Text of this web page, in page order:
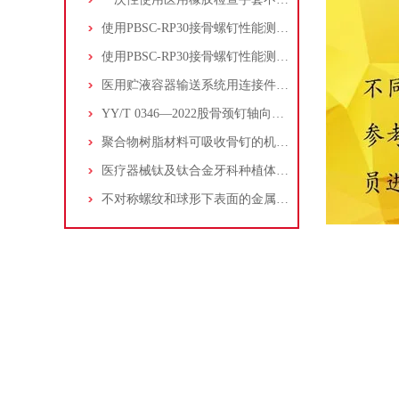
使用PBSC-RP30接骨螺钉性能测试仪检测医疗器械颌骨钉的扭转性能
使用PBSC-RP30接骨螺钉性能测试仪检测脊柱植入物金属螺钉的综合性能
医用贮液容器输送系统用连接件 第1部分：通用要求和通用试验方法
YY/T 0346—2022股骨颈钉轴向插入力测定方法
聚合物树脂材料可吸收骨钉的机械性能要求和测试
医疗器械钛及钛合金牙科种植体的机械性能测试方案
不对称螺纹和球形下表面的金属接骨螺钉的机械性能